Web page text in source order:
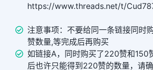
https://www.threads.net/t/
注意事项：不要给同一条链接同时
赞数量,等完成后再购买
如链接A，同时购买了220赞和150
后也许只能得到220赞的数量，请